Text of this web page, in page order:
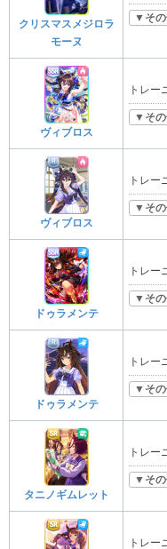
クリスマスメジロラ
モーヌ
▼その
ヴィブロス
トレー
▼その
ヴィブロス
トレー
▼その
ドゥラメンテ
トレー
▼その
ドゥラメンテ
トレー
▼その
タニノギムレット
トレー
▼その
トレー